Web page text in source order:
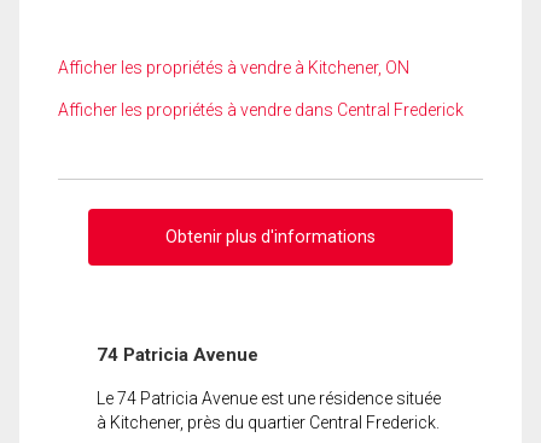
Afficher les propriétés à vendre à Kitchener, ON
Afficher les propriétés à vendre dans Central Frederick
Obtenir plus d'informations
74 Patricia Avenue
Le 74 Patricia Avenue est une résidence située
à Kitchener, près du quartier Central Frederick.